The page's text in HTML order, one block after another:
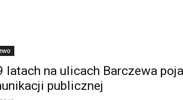
latach na ulicach Barczewa
publicznej